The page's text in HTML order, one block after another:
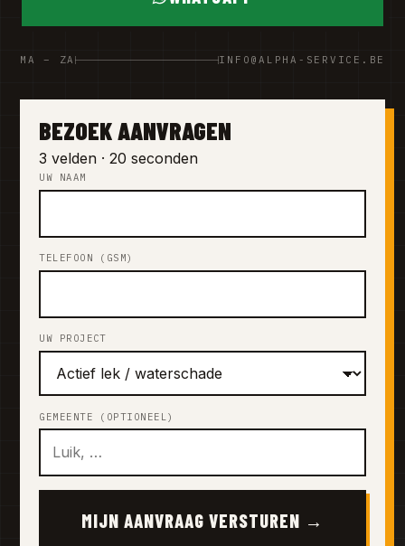
MA – ZA INFO@ALPHA-SERVICE.BE
BEZOEK AANVRAGEN
3 velden · 20 seconden
UW NAAM
TELEFOON (GSM)
UW PROJECT
GEMEENTE (OPTIONEEL)
MIJN AANVRAAG VERSTUREN →